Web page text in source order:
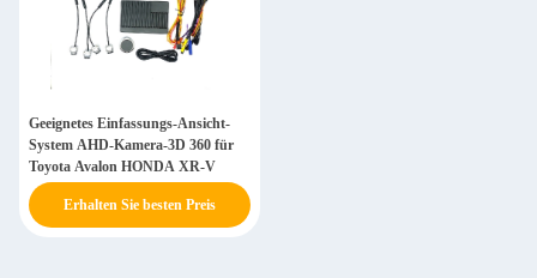
Geeignetes Einfassungs-Ansicht-
System AHD-Kamera-3D 360 für
Toyota Avalon HONDA XR-V
Erhalten Sie besten Preis